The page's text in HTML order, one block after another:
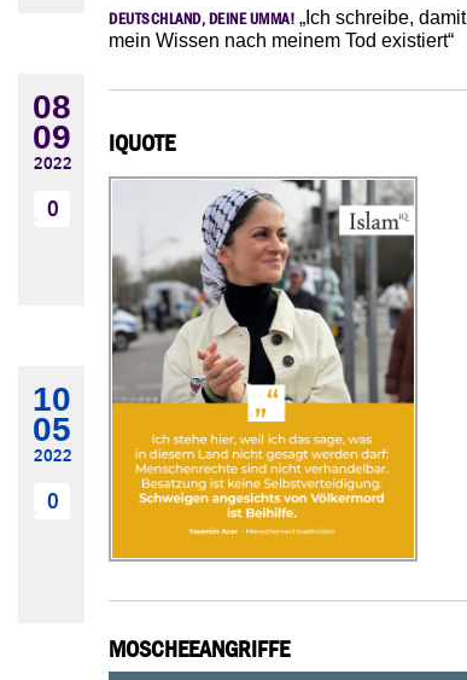
08
09
2022
0
10
05
2022
0
DEUTSCHLAND, DEINE UMMA! „Ich schreibe, damit
mein Wissen nach meinem Tod existiert“
IQUOTE
MOSCHEEANGRIFFE